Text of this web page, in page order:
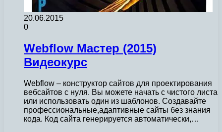
20.06.2015
0
Webflow Мастер (2015)
Видеокурс
Webflow – конструктор сайтов для проектирования
вебсайтов с нуля. Вы можете начать с чистого листа
или использовать один из шаблонов. Создавайте
профессиональные,адаптивные сайты без знания
кода. Код сайта генерируется автоматически,…